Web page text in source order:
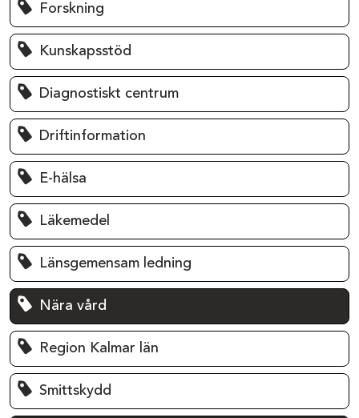
Forskning
Kunskapsstöd
Diagnostiskt centrum
Driftinformation
E-hälsa
Läkemedel
Länsgemensam ledning
Nära vård
Region Kalmar län
Smittskydd